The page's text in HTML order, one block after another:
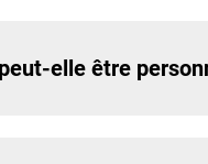
elle être